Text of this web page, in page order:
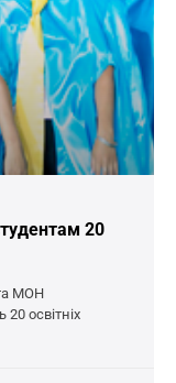
20
МОН
освітніх